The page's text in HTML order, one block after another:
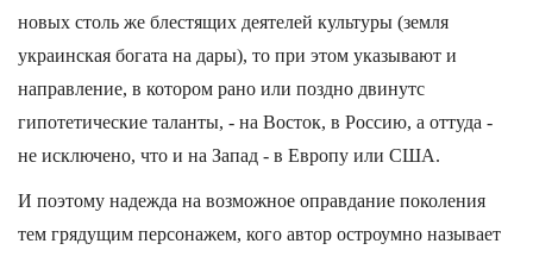
новых столь же блестящих деятелей культуры (земля
украинская богата на дары), то при этом указывают и
направление, в котором рано или поздно двинутс
гипотетические таланты, - на Восток, в Россию, а оттуда -
не исключено, что и на Запад - в Европу или США.
И поэтому надежда на возможное оправдание поколения
тем грядущим персонажем, кого автор остроумно называет